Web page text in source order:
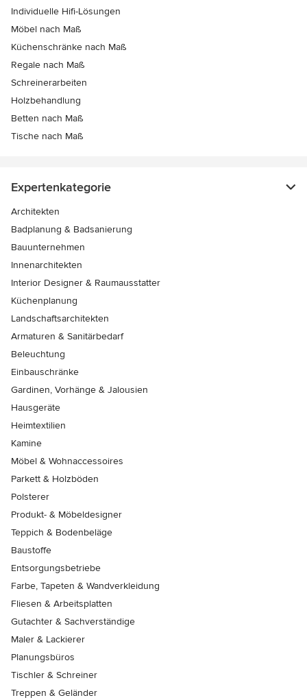
Individuelle Hifi-Lösungen
Möbel nach Maß
Küchenschränke nach Maß
Regale nach Maß
Schreinerarbeiten
Holzbehandlung
Betten nach Maß
Tische nach Maß
Expertenkategorie
Architekten
Badplanung & Badsanierung
Bauunternehmen
Innenarchitekten
Interior Designer & Raumausstatter
Küchenplanung
Landschaftsarchitekten
Armaturen & Sanitärbedarf
Beleuchtung
Einbauschränke
Gardinen, Vorhänge & Jalousien
Hausgeräte
Heimtextilien
Kamine
Möbel & Wohnaccessoires
Parkett & Holzböden
Polsterer
Produkt- & Möbeldesigner
Teppich & Bodenbeläge
Baustoffe
Entsorgungsbetriebe
Farbe, Tapeten & Wandverkleidung
Fliesen & Arbeitsplatten
Gutachter & Sachverständige
Maler & Lackierer
Planungsbüros
Tischler & Schreiner
Treppen & Geländer